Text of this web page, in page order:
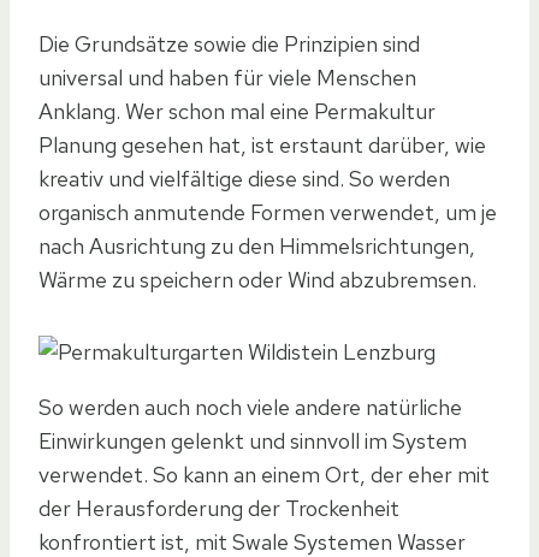
Die Grundsätze sowie die Prinzipien sind
universal und haben für viele Menschen
Anklang. Wer schon mal eine Permakultur
Planung gesehen hat, ist erstaunt darüber, wie
kreativ und vielfältige diese sind. So werden
organisch anmutende Formen verwendet, um je
nach Ausrichtung zu den Himmelsrichtungen,
Wärme zu speichern oder Wind abzubremsen.
So werden auch noch viele andere natürliche
Einwirkungen gelenkt und sinnvoll im System
verwendet. So kann an einem Ort, der eher mit
der Herausforderung der Trockenheit
konfrontiert ist, mit Swale Systemen Wasser